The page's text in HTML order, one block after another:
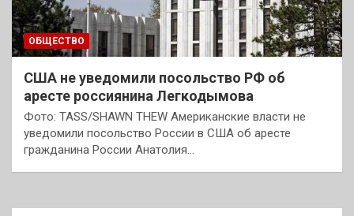
ОБЩЕСТВО
США не уведомили посольство РФ об
аресте россиянина Легкодымова
Фото: TASS/SHAWN THEW Американские власти не
уведомили посольство России в США об аресте
гражданина России Анатолия…